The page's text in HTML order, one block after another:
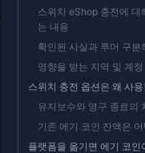
스위치 eShop 충전에
는 내용
확인된 사실과 루머 구분
영향을 받는 지역 및 계정
스위치 충전 옵션은 왜 사
유지보수와 영구 종료의
기존 에기 코인 잔액은
플랫폼을 옮기면 에기 코인